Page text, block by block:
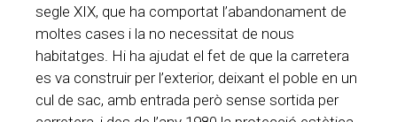
segle XIX, que ha comportat l’abandonament de
moltes cases i la no necessitat de nous
habitatges. Hi ha ajudat el fet de que la carretera
es va construir per l’exterior, deixant el poble en un
cul de sac, amb entrada però sense sortida per